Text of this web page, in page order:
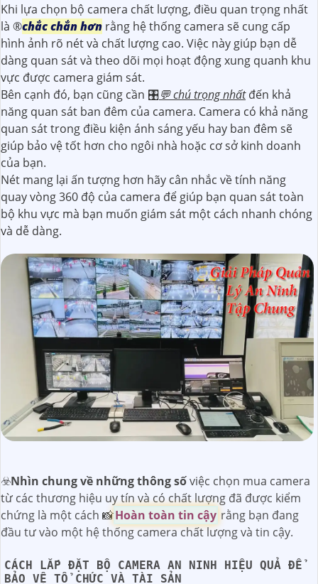
Khi lựa chọn bộ camera chất lượng, điều quan trọng nhất
là ®️chắc chắn hơn rằng hệ thống camera sẽ cung cấp
hình ảnh rõ nét và chất lượng cao. Việc này giúp bạn dễ
dàng quan sát và theo dõi mọi hoạt động xung quanh khu
vực được camera giám sát.
Bên cạnh đó, bạn cũng cần 🎛💬 chú trọng nhấtđến khả
năng quan sát ban đêm của camera. Camera có khả năng
quan sát trong điều kiện ánh sáng yếu hay ban đêm sẽ
giúp bảo vệ tốt hơn cho ngôi nhà hoặc cơ sở kinh doanh
của bạn.
Nét mang lại ấn tượng hơn hãy cân nhắc về tính năng
quay vòng 360 độ của camera để giúp bạn quan sát toàn
bộ khu vực mà bạn muốn giám sát một cách nhanh chóng
và dễ dàng.
☣️Nhìn chung về những thông sốviệc chọn mua camera
từ các thương hiệu uy tín và có chất lượng đã được kiểm
chứng là một cách 📸Hoàn toàn tin cậy rằng bạn đang
đầu tư vào một hệ thống camera chất lượng và tin cậy.
CÁCH LẮP ĐẶT BỘ CAMERA AN NINH HIỆU QUẢ ĐỂ
BẢO VỆ TỔ CHỨC VÀ TÀI SẢN